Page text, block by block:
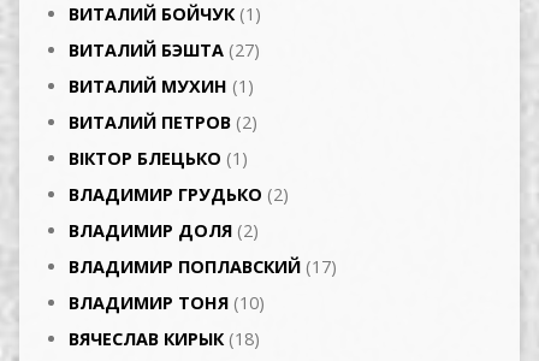
ВИТАЛИЙ БОЙЧУК(1)
ВИТАЛИЙ БЭШТА (27)
ВИТАЛИЙ МУХИН (1)
ВИТАЛИЙ ПЕТРОВ (2)
ВІКТОР БЛЕЦЬКО (1)
ВЛАДИМИР ГРУДЬКО (2)
ВЛАДИМИР ДОЛЯ (2)
ВЛАДИМИР ПОПЛАВСКИЙ (17)
ВЛАДИМИР ТОНЯ (10)
ВЯЧЕСЛАВ КИРЫК(18)